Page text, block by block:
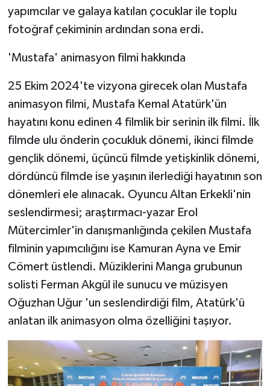
yapımcılar ve galaya katılan çocuklar ile toplu
fotoğraf çekiminin ardından sona erdi.
'Mustafa' animasyon filmi hakkında
25 Ekim 2024'te vizyona girecek olan Mustafa
animasyon filmi, Mustafa Kemal Atatürk'ün
hayatını konu edinen 4 filmlik bir serinin ilk filmi. İlk
filmde ulu önderin çocukluk dönemi, ikinci filmde
gençlik dönemi, üçüncü filmde yetişkinlik dönemi,
dördüncü filmde ise yaşının ilerlediği hayatının son
dönemleri ele alınacak. Oyuncu Altan Erkekli'nin
seslendirmesi; araştırmacı-yazar Erol
Mütercimler'in danışmanlığında çekilen Mustafa
filminin yapımcılığını ise Kamuran Ayna ve Emir
Cömert üstlendi. Müziklerini Manga grubunun
solisti Ferman Akgül ile sunucu ve müzisyen
Oğuzhan Uğur 'un seslendirdiği film, Atatürk'ü
anlatan ilk animasyon olma özelliğini taşıyor.